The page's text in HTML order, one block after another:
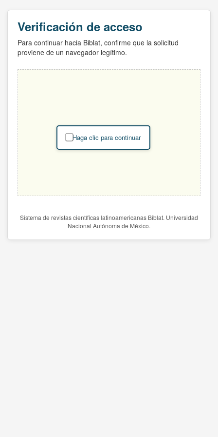
Verificación de acceso
Para continuar hacia Biblat, confirme que la solicitud
proviene de un navegador legítimo.
Haga clic para continuar
Sistema de revistas científicas latinoamericanas Biblat. Universidad
Nacional Autónoma de México.